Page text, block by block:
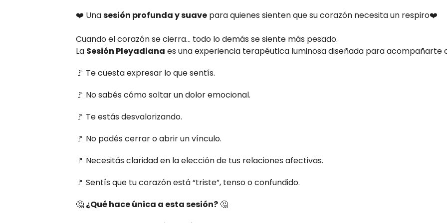
❤️ Unasesión profunda y suave para quienes sienten que su corazón necesita un respiro❤️
Cuando el corazón se cierra… todo lo demás se siente más pesado.
La Sesión Pleyadiana es una experiencia terapéutica luminosa diseñada para acompañarte
🚩 Te cuesta expresar lo que sentís.
🚩 No sabés cómo soltar un dolor emocional.
🚩 Te estás desvalorizando.
🚩 No podés cerrar o abrir un vínculo.
🚩 Necesitás claridad en la elección de tus relaciones afectivas.
🚩 Sentís que tu corazón está “triste”, tenso o confundido.
🤔 ¿Qué hace única a esta sesión? 🤔